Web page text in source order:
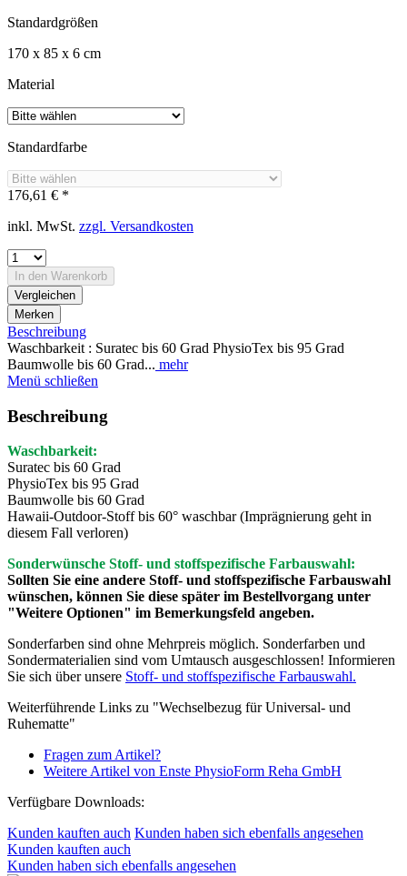
Standardgrößen
170 x 85 x 6 cm
Material
Standardfarbe
176,61 € *
inkl. MwSt. zzgl. Versandkosten
In den Warenkorb
Vergleichen
Merken
Beschreibung
Waschbarkeit : Suratec bis 60 Grad PhysioTex bis 95 Grad
Baumwolle bis 60 Grad... mehr
Menü schließen
Beschreibung
Waschbarkeit:
Suratec bis 60 Grad
PhysioTex bis 95 Grad
Baumwolle bis 60 Grad
Hawaii-Outdoor-Stoff bis 60° waschbar (Imprägnierung geht in
diesem Fall verloren)
Sonderwünsche Stoff- und stoffspezifische Farbauswahl:
Sollten Sie eine andere Stoff- und stoffspezifische Farbauswahl
wünschen, können Sie diese später im Bestellvorgang unter
"Weitere Optionen" im Bemerkungsfeld angeben.
Sonderfarben sind ohne Mehrpreis möglich. Sonderfarben und
Sondermaterialien sind vom Umtausch ausgeschlossen! Informieren
Sie sich über unsere Stoff- und stoffspezifische Farbauswahl.
Weiterführende Links zu "Wechselbezug für Universal- und
Ruhematte"
Fragen zum Artikel?
Weitere Artikel von Enste PhysioForm Reha GmbH
Verfügbare Downloads:
Kunden kauften auch Kunden haben sich ebenfalls angesehen
Kunden kauften auch
Kunden haben sich ebenfalls angesehen